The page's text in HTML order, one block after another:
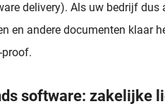
delivery). Als uw bedrijf
en andere documenten klaar
software: zakelijke